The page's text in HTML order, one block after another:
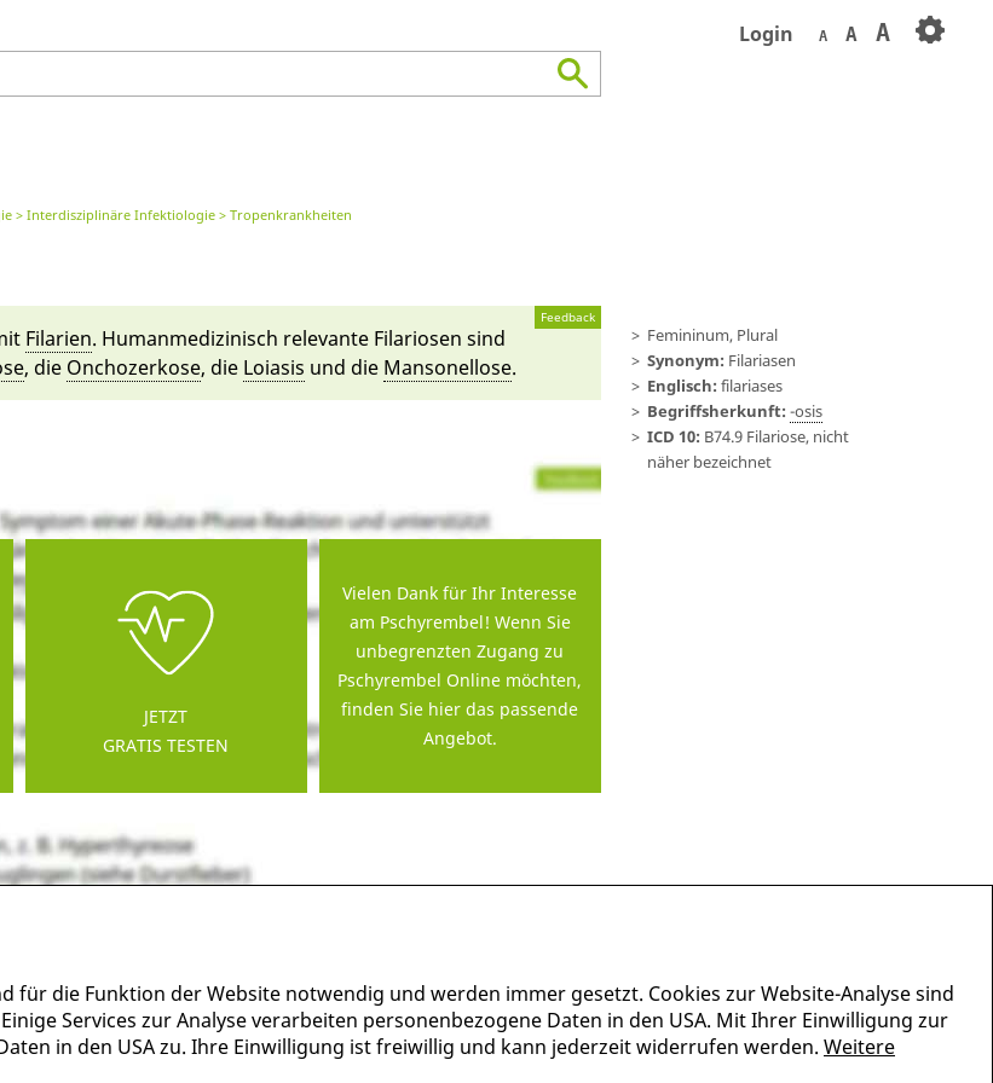
Login A A A
Interdisziplinäre Infektiologie Tropenkrankheiten
Femininum, Plural
Synonym: Filariasen
Englisch: filariases
Begriffsherkunft: -osis
ICD 10: B74.9 Filariose, nicht
näher bezeichnet
Feedback
Fi­lari­en. Human­medizinisch relevante Fi­lariosen sind
, die On­cho­zerkose, die Lo­iasis und die Man­so­nel­lo­se.
JETZT
GRATIS TESTEN
Vielen Dank für Ihr Interesse
am Pschyrembel! Wenn Sie
unbegrenzten Zugang zu
Pschyrembel Online möchten,
finden Sie hier das passende
Angebot.
für die Funktion der Website notwendig und werden immer gesetzt. Cookies zur Website-Analyse sind
Services zur Analyse verarbeiten personenbezogene Daten in den USA. Mit Ihrer Einwilligung zur
in den USA zu. Ihre Einwilligung ist freiwillig und kann jederzeit widerrufen werden. Weitere